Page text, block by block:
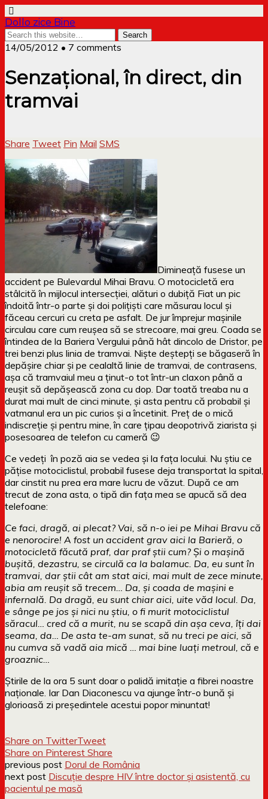
Dollo zice Bine
14/05/2012 • 7 comments
Senzațional, în direct, din
tramvai
Share Tweet Pin Mail SMS
Dimineață fusese un
accident pe Bulevardul Mihai Bravu. O motocicletă era
stâlcită în mijlocul intersecției, alături o dubiță Fiat un pic
îndoită într-o parte și doi polițiști care măsurau locul și
făceau cercuri cu creta pe asfalt. De jur împrejur mașinile
circulau care cum reușea să se strecoare, mai greu. Coada se
întindea de la Bariera Vergului până hât dincolo de Dristor, pe
trei benzi plus linia de tramvai. Niște deștepți se băgaseră în
depășire chiar și pe cealaltă linie de tramvai, de contrasens,
așa că tramvaiul meu a ținut-o tot într-un claxon până a
reușit să depășească zona cu dop. Dar toată treaba nu a
durat mai mult de cinci minute, și asta pentru că probabil și
vatmanul era un pic curios și a încetinit. Preț de o mică
indiscreție și pentru mine, în care țipau deopotrivă ziarista și
posesoarea de telefon cu cameră 😉
Ce vedeți în poză aia se vedea și la fața locului. Nu știu ce
pățise motociclistul, probabil fusese deja transportat la spital,
dar cinstit nu prea era mare lucru de văzut. După ce am
trecut de zona asta, o tipă din fața mea se apucă să dea
telefoane:
Ce faci, dragă, ai plecat? Vai, să n-o iei pe Mihai Bravu că
e nenorocire! A fost un accident grav aici la Barieră, o
motocicletă făcută praf, dar praf știi cum? Și o mașină
bușită, dezastru, se circulă ca la balamuc. Da, eu sunt în
tramvai, dar știi cât am stat aici, mai mult de zece minute,
abia am reușit să trecem… Da, și coada de mașini e
infernală. Da dragă, eu sunt chiar aici, uite văd locul. Da,
e sânge pe jos și nici nu știu, o fi murit motociclistul
săracul… cred că a murit, nu se scapă din așa ceva, îți dai
seama, da… De asta te-am sunat, să nu treci pe aici, să
nu cumva să vadă aia mică … mai bine luați metroul, că e
groaznic…
Știrile de la ora 5 sunt doar o palidă imitație a fibrei noastre
naționale. Iar Dan Diaconescu va ajunge într-o bună și
glorioasă zi președintele acestui popor minuntat!
Share on TwitterTweet
Share on Pinterest Share
previous post Dorul de România
next post Discuție despre HIV între doctor și asistentă, cu
pacientul pe masă